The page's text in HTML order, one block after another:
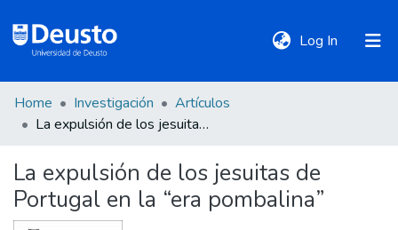
Log In (current)
DeustoTeka
Communities
&
Collections
Home Investigación
Artículos
La expulsión de los jesuitas de Portugal en la “era pombalina”
La expulsión de los jesuitas de
Portugal en la “era pombalina”